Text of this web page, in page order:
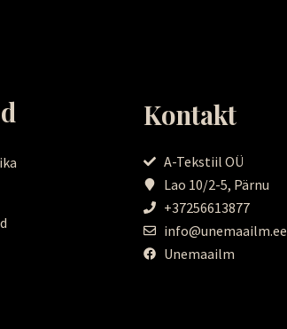
Kontakt
A-Tekstiil OÜ
Lao 10/2-5, Pärnu
+37256613877
info@unemaailm.ee
Unemaailm